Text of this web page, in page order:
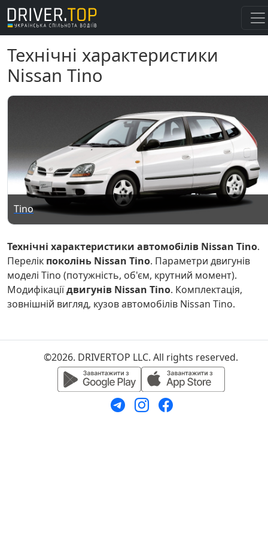
Технічні характеристики
Nissan Tino
Tino
Технічні характеристики автомобілів Nissan Tino.
Перелік поколінь Nissan Tino. Параметри двигунів
моделі Tino (потужність, об'єм, крутний момент).
Модифікаціїдвигунів Nissan Tino. Комплектація,
зовнішній вигляд, кузов автомобілів Nissan Tino.
©2026. DRIVERTOP LLC. All rights reserved.